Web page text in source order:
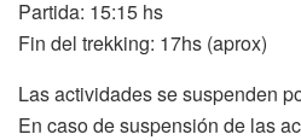
Partida: 15:15 hs
Fin del trekking: 17hs (aprox)
Las actividades se suspenden
En caso de suspensión de las